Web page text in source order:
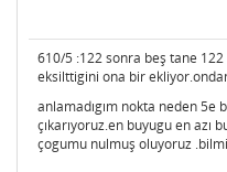
610/5 :122 sonra beş tane
eksilttigini ona bir
anlamadıgım nokta neden 5e
çıkarıyoruz.en buyugu en azı
çogumu nulmuş oluyoruz